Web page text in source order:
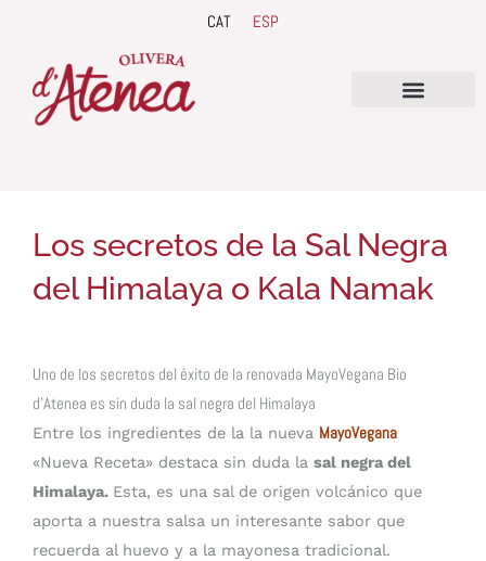
contenido
CAT ESP
Los secretos de la Sal Negra
del Himalaya o Kala Namak
Uno de los secretos del éxito de la renovada MayoVegana Bio
d’Atenea es sin duda la sal negra del Himalaya
Entre los ingredientes de la la nueva MayoVegana
«Nueva Receta» destaca sin duda la sal negra del
Himalaya. Esta, es una sal de origen volcánico que
aporta a nuestra salsa un interesante sabor que
recuerda al huevo y a la mayonesa tradicional.